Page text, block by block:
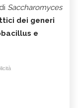
Saccharomyces
dei generi
e